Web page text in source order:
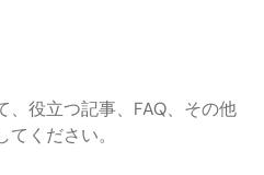
、役立つ記事、FAQ、その他
ください。